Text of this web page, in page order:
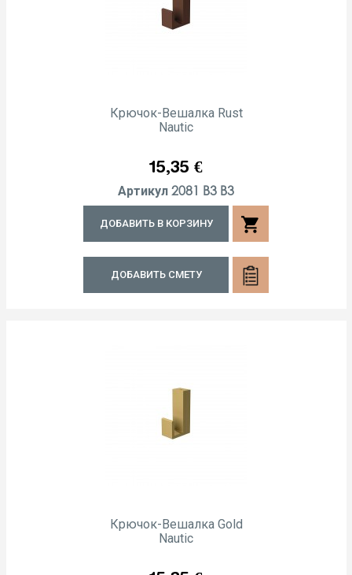
Крючок-Вешалка Rust
Nautic
Цена
15,35 €
Артикул 2081 B3 B3
ДОБАВИТЬ В КОРЗИНУ shopping_cart
ДОБАВИТЬ СМЕТУ
Крючок-Вешалка Gold
Nautic